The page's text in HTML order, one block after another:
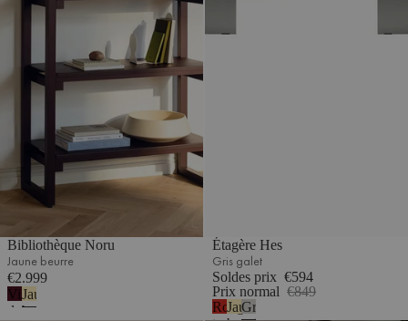
Bibliothèque Noru
Jaune beurre
€2.999
Vin
de
Jaune
beurre
Étagère Hes
Gris galet
Soldes prix €594
Prix normal €849
Rouge
Jaune
Gris